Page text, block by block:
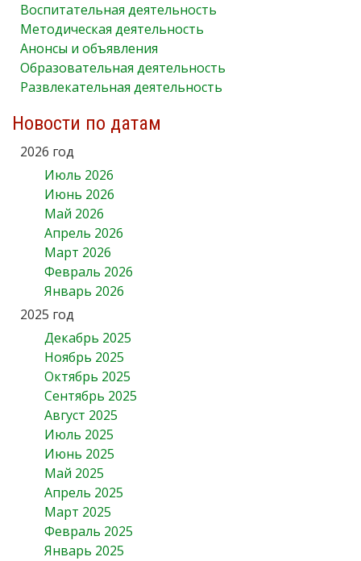
Воспитательная деятельность
Методическая деятельность
Анонсы и объявления
Образовательная деятельность
Развлекательная деятельность
Новости по датам
2026 год
Июль 2026
Июнь 2026
Май 2026
Апрель 2026
Март 2026
Февраль 2026
Январь 2026
2025 год
Декабрь 2025
Ноябрь 2025
Октябрь 2025
Сентябрь 2025
Август 2025
Июль 2025
Июнь 2025
Май 2025
Апрель 2025
Март 2025
Февраль 2025
Январь 2025